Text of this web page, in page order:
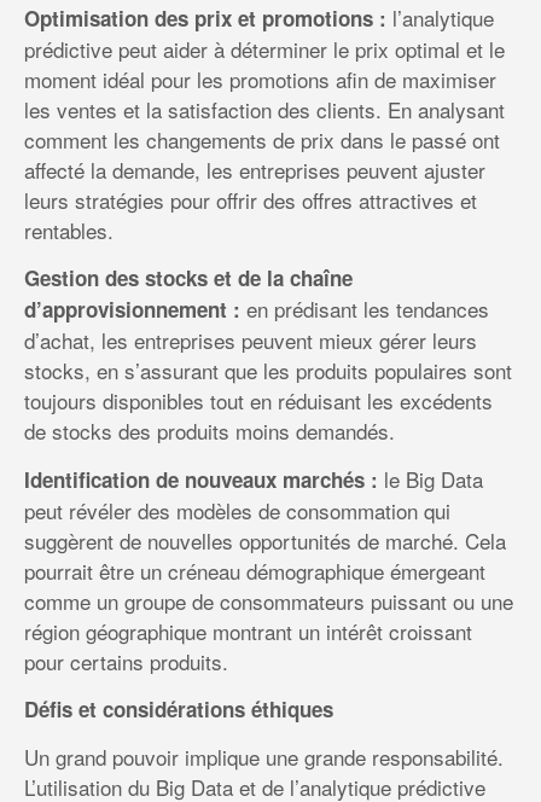
Optimisation des prix et promotions : l’analytique
prédictive peut aider à déterminer le prix optimal et le
moment idéal pour les promotions afin de maximiser
les ventes et la satisfaction des clients. En analysant
comment les changements de prix dans le passé ont
affecté la demande, les entreprises peuvent ajuster
leurs stratégies pour offrir des offres attractives et
rentables.
Gestion des stocks et de la chaîne
d’approvisionnement : en prédisant les tendances
d’achat, les entreprises peuvent mieux gérer leurs
stocks, en s’assurant que les produits populaires sont
toujours disponibles tout en réduisant les excédents
de stocks des produits moins demandés.
Identification de nouveaux marchés : le Big Data
peut révéler des modèles de consommation qui
suggèrent de nouvelles opportunités de marché. Cela
pourrait être un créneau démographique émergeant
comme un groupe de consommateurs puissant ou une
région géographique montrant un intérêt croissant
pour certains produits.
Défis et considérations éthiques
Un grand pouvoir implique une grande responsabilité.
L’utilisation du Big Data et de l’analytique prédictive